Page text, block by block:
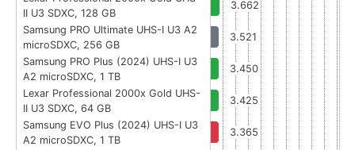
II U3 SDXC, 128 GB
3.662
Samsung PRO Ultimate UHS-I U3 A2
microSDXC, 256 GB
3.521
Samsung PRO Plus (2024) UHS-I U3
A2 microSDXC, 1 TB
3.450
Lexar Professional 2000x Gold UHS-
II U3 SDXC, 64 GB
3.425
Samsung EVO Plus (2024) UHS-I U3
A2 microSDXC, 1 TB
3.365